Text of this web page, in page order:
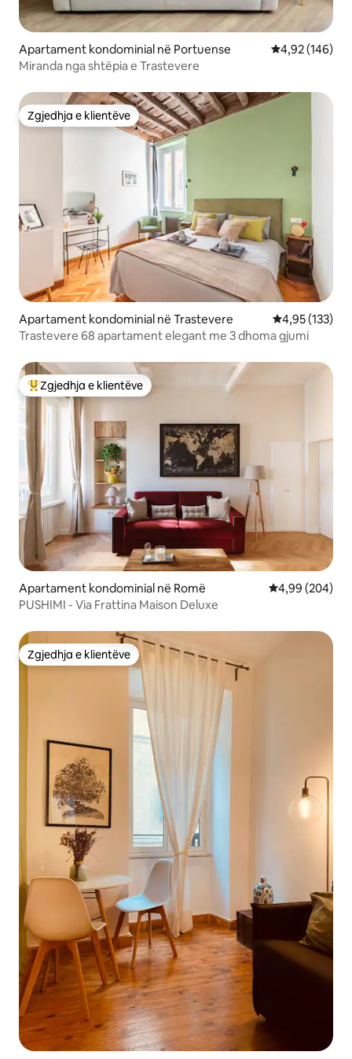
Apartament kondominial në Portuense Vlerësimi
4,92 (146)
Miranda nga shtëpia e Trastevere
Zgjedhja e klientëve
Zgjedhja e klientëve
Apartament kondominial në Trastevere Vlerësimi
4,95 (133)
Trastevere 68 apartament elegant me 3 dhoma gjumi
Më të mirat e zgjedhjeve të klientëve
Zgjedhja e klientëve
Apartament kondominial në Romë Vlerësimi
4,99 (204)
PUSHIMI - Via Frattina Maison Deluxe
Zgjedhja e klientëve
Zgjedhja e klientëve